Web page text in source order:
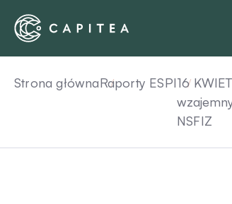
Skip
content
Strona głównaRaporty ESPI16
NSFIZ